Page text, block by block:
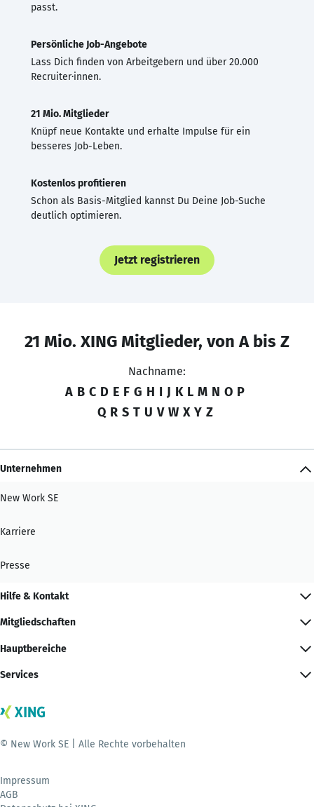
passt.
Persönliche Job-Angebote
Lass Dich finden von Arbeitgebern und über 20.000
Recruiter·innen.
21 Mio. Mitglieder
Knüpf neue Kontakte und erhalte Impulse für ein
besseres Job-Leben.
Kostenlos profitieren
Schon als Basis-Mitglied kannst Du Deine Job-Suche
deutlich optimieren.
Jetzt registrieren
21 Mio. XING Mitglieder, von A bis Z
Nachname:
A B C D E F G H I J K L M N O P
Q R S T U V W X Y Z
Unternehmen
New Work SE
Karriere
Presse
Hilfe & Kontakt
Mitgliedschaften
Hauptbereiche
Services
© New Work SE | Alle Rechte vorbehalten
Impressum
AGB